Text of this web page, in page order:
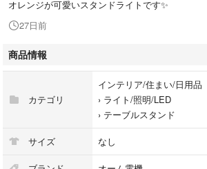
オレンジが可愛いスタンドライトです✨
27日前
商品情報
カテゴリ
インテリア/住まい/日用品
› ライト/照明/LED
› テーブルスタンド
サイズ なし